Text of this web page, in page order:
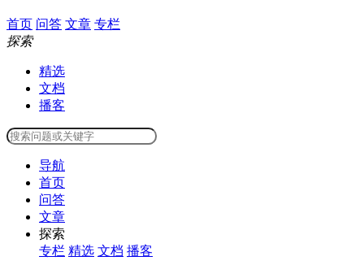
首页 问答 文章 专栏
探索
精选
文档
播客
导航
首页
问答
文章
探索
专栏 精选 文档 播客